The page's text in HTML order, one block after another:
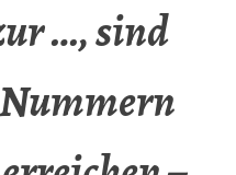
…, sind